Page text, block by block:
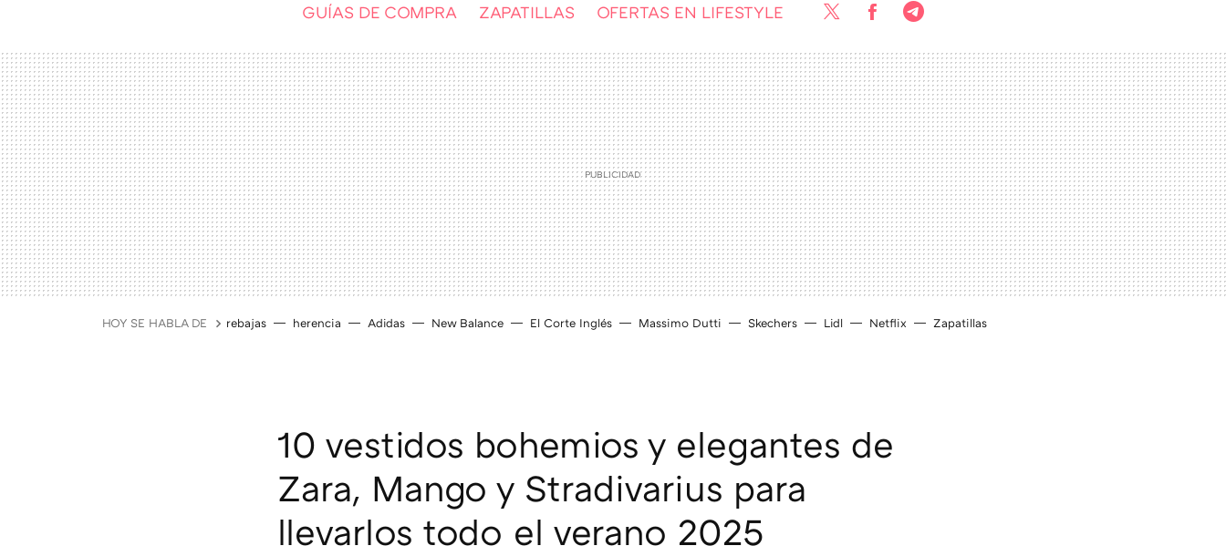
GUÍAS DE COMPRA ZAPATILLAS OFERTAS EN LIFESTYLE Twitter Facebook
HOY SE HABLA DE rebajas herencia Adidas New Balance El Corte Inglés Massimo Dutti Skechers Lidl Netflix Zapatillas
10 vestidos bohemios y elegantes de
Zara, Mango y Stradivarius para
llevarlos todo el verano 2025